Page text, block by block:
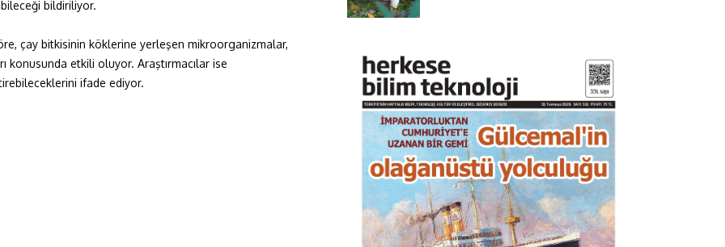
bildiriliyor.
çay bitkisinin köklerine yerleşen mikroorganizmalar,
konusunda etkili oluyor. Araştırmacılar ise
ifade ediyor.